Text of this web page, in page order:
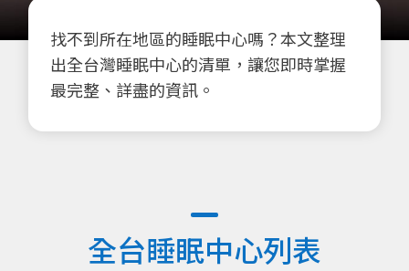
找不到所在地區的睡眠中心嗎？本文整理
出全台灣睡眠中心的清單，讓您即時掌握
最完整、詳盡的資訊。
全台睡眠中心列表